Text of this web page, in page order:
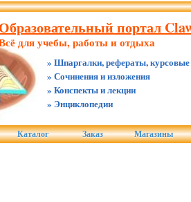
Образовательный портал
для учебы, работы и отдыха
» Шпаргалки, рефераты, курсовые
» Сочинения и изложения
» Конспекты и лекции
» Энциклопедии
Каталог Заказ Магазины